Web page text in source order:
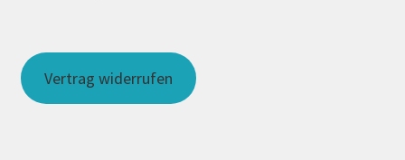
Vertrag widerrufen